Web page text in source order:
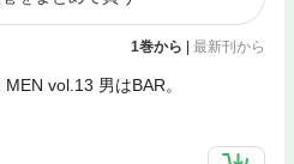
1巻から 最新刊から
vol.13 男はBAR。